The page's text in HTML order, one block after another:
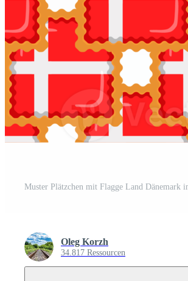
Oleg Korzh
34.817 Ressourcen